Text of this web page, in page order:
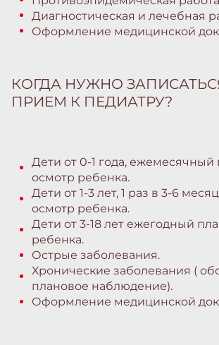
Диагностическая и лечебная
Оформление медицинской
КОГДА НУЖНО
ПРИЕМ К ПЕДИАТРУ?
Дети от 0-1 года,
осмотр ребенка.
Дети от 1-3 лет, 1 раз в 3-6
осмотр ребенка.
Дети от 3-18 лет ежегодный
ребенка.
Острые заболевания.
Хронические заболевания (
плановое наблюдение).
Оформление медицинской